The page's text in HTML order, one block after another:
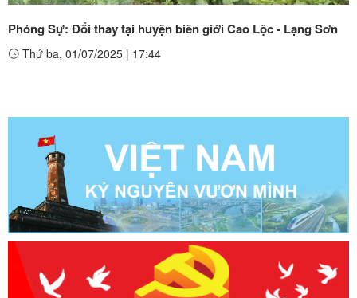
Phóng Sự: Đổi thay tại huyện biên giới Cao Lộc - Lạng Sơn
Thứ ba, 01/07/2025 | 17:44